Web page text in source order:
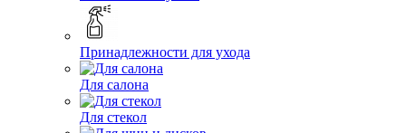
Принадлежности для ухода
Для салона
Для стекол